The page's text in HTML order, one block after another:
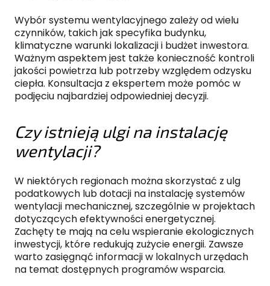
Wybór systemu wentylacyjnego zależy od wielu
czynników, takich jak specyfika budynku,
klimatyczne warunki lokalizacji i budżet inwestora.
Ważnym aspektem jest także konieczność kontroli
jakości powietrza lub potrzeby względem odzysku
ciepła. Konsultacja z ekspertem może pomóc w
podjęciu najbardziej odpowiedniej decyzji.
Czy istnieją ulgi na instalację
wentylacji?
W niektórych regionach można skorzystać z ulg
podatkowych lub dotacji na instalację systemów
wentylacji mechanicznej, szczególnie w projektach
dotyczących efektywności energetycznej.
Zachęty te mają na celu wspieranie ekologicznych
inwestycji, które redukują zużycie energii. Zawsze
warto zasięgnąć informacji w lokalnych urzędach
na temat dostępnych programów wsparcia.